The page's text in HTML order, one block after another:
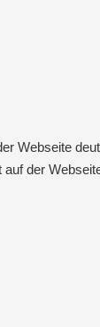
Webseite
der